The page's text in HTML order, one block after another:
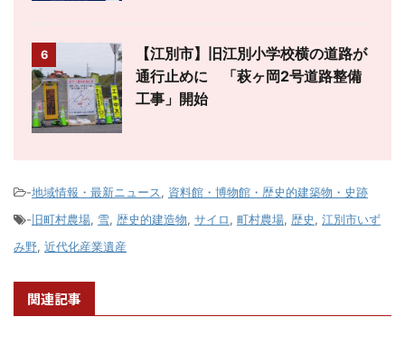
6
【江別市】旧江別小学校横の道路が
通行止めに 「萩ヶ岡2号道路整備
工事」開始
-地域情報・最新ニュース, 資料館・博物館・歴史的建築物・史跡
-旧町村農場, 雪, 歴史的建造物, サイロ, 町村農場, 歴史, 江別市いず
み野, 近代化産業遺産
関連記事